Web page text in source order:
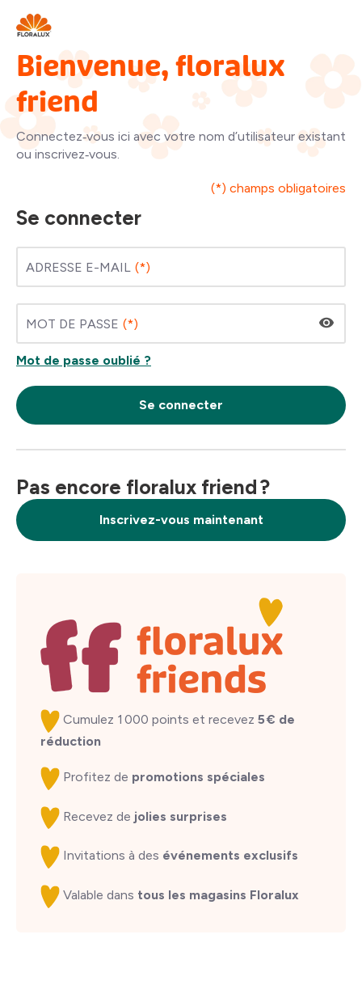
Bienvenue, floralux
friend
Connectez‑vous ici avec votre nom d’utilisateur existant
ou inscrivez‑vous.
(*) champs obligatoires
Se connecter
ADRESSE E-MAIL
MOT DE PASSE
Mot de passe oublié ?
Se connecter
Inscrivez-vous maintenant
Pas encore floralux friend ?
Cumulez 1 000 points et recevez 5 € de
réduction
Profitez de promotions spéciales
Recevez de jolies surprises
Invitations à des événements exclusifs
Valable dans tous les magasins Floralux